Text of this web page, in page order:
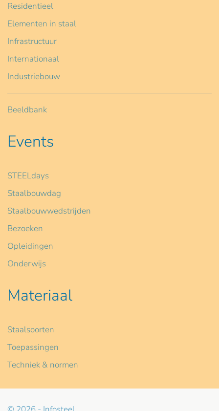
Residentieel
Elementen in staal
Infrastructuur
Internationaal
Industriebouw
Beeldbank
Events
STEELdays
Staalbouwdag
Staalbouwwedstrijden
Bezoeken
Opleidingen
Onderwijs
Materiaal
Staalsoorten
Toepassingen
Techniek & normen